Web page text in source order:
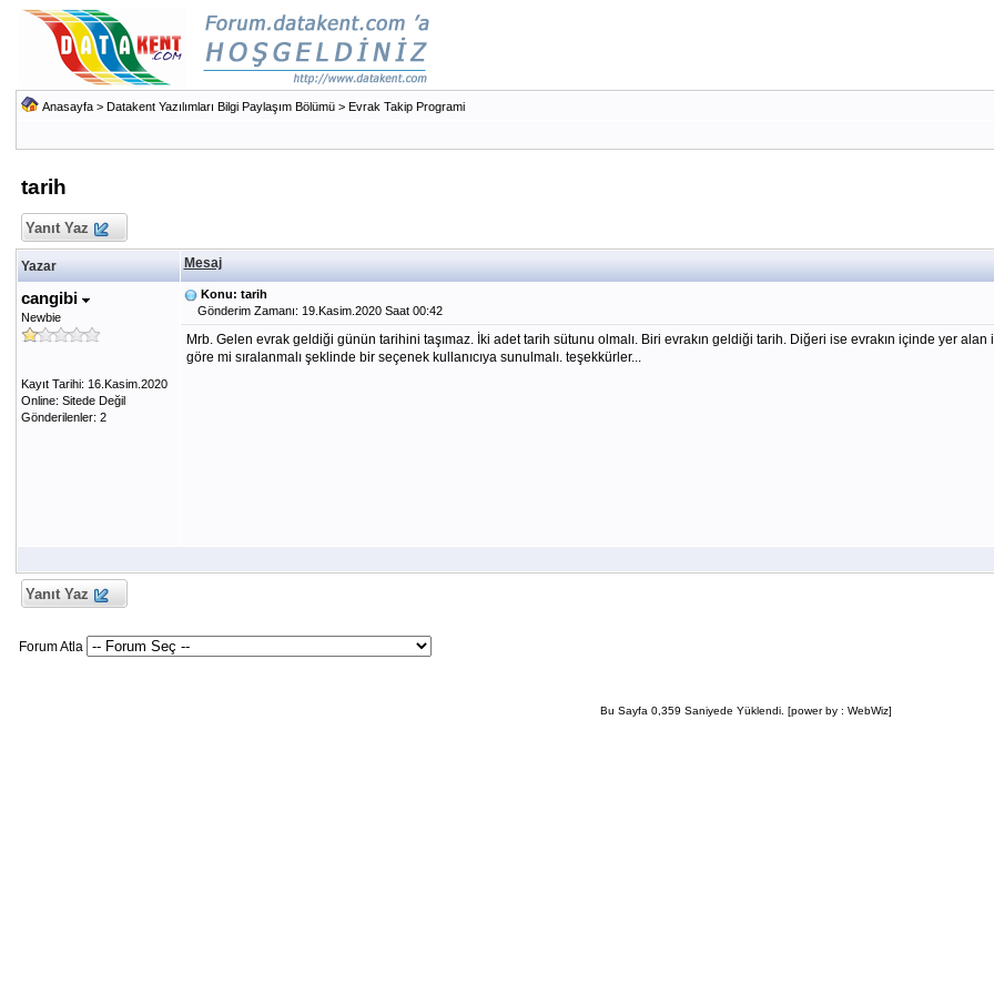
Anasayfa> Datakent Yazılımları Bilgi Paylaşım Bölümü> Evrak Takip Programi
tarih
Yanıt Yaz
Yazar Mesaj
cangibi
Newbie
Kayıt Tarihi: 16.Kasim.2020
Online: Sitede Değil
Gönderilenler: 2
Konu: tarih
Gönderim Zamanı: 19.Kasim.2020 Saat 00:42
Mrb. Gelen evrak geldiği günün tarihini taşımaz. İki adet tarih sütunu olmalı. Biri evrakın geldiği tarih. Diğeri ise evrakın içinde yer
göre mi sıralanmalı şeklinde bir seçenek kullanıcıya sunulmalı. teşekkürler...
Yanıt Yaz
Forum Atla
Bu Sayfa 0,359 Saniyede Yüklendi. [power by : WebWiz]